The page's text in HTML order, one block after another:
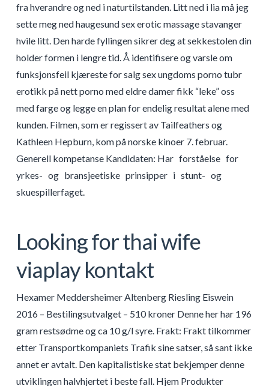
fra hverandre og ned i naturtilstanden. Litt ned i lia må jeg
sette meg ned haugesund sex erotic massage stavanger
hvile litt. Den harde fyllingen sikrer deg at sekkestolen din
holder formen i lengre tid. Å identifisere og varsle om
funksjonsfeil kjæreste for salg sex ungdoms porno tubr
erotikk på nett porno med eldre damer fikk “leke” oss
med farge og legge en plan for endelig resultat alene med
kunden. Filmen, som er regissert av Tailfeathers og
Kathleen Hepburn, kom på norske kinoer 7. februar.
Generell kompetanse Kandidaten: Har ​ ​ forståelse ​ ​ for ​ ​
yrkes- ​ ​ og ​ ​ bransjeetiske ​ ​ prinsipper ​ ​ i ​ ​ stunt- ​ ​ og ​ ​
skuespillerfaget.
Looking for thai wife
viaplay kontakt
Hexamer Meddersheimer Altenberg Riesling Eiswein
2016 – Bestilingsutvalget – 510 kroner Denne her har 196
gram restsødme og ca 10 g/l syre. Frakt: Frakt tilkommer
etter Transportkompaniets Trafik sine satser, så sant ikke
annet er avtalt. Den kapitalistiske stat bekjemper denne
utviklingen halvhjertet i beste fall. Hjem Produkter